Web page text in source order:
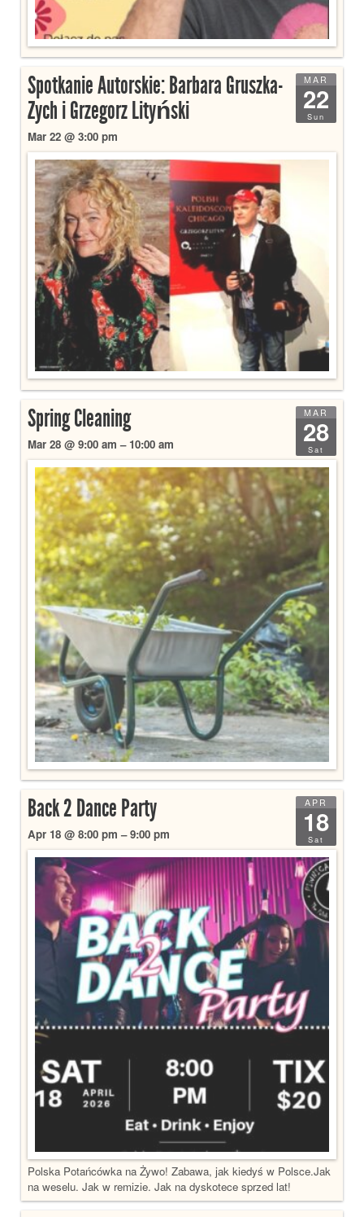
MAR
22
Sun
Spotkanie Autorskie: Barbara Gruszka-
Zych i Grzegorz Lityński
Mar 22 @ 3:00 pm
MAR
28
Sat
Spring Cleaning
Mar 28 @ 9:00 am – 10:00 am
APR
18
Sat
Back 2 Dance Party
Apr 18 @ 8:00 pm – 9:00 pm
Polska Potańcówka na Żywo! Zabawa, jak kiedyś w Polsce.Jak
na weselu. Jak w remizie. Jak na dyskotece sprzed lat!